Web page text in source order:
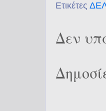
Ετικέτες
Δεν